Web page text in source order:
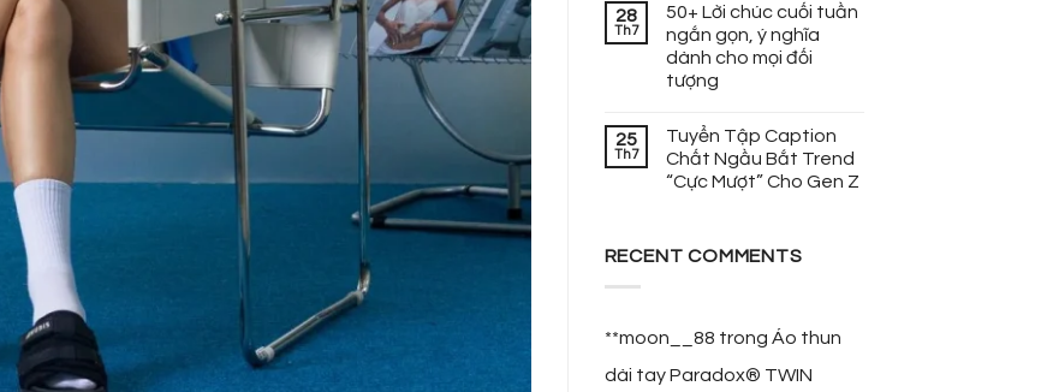
28
Th7
50+ Lời chúc cuối tuần
ngắn gọn, ý nghĩa
dành cho mọi đối
tượng
25
Th7
Tuyển Tập Caption
Chất Ngầu Bắt Trend
“Cực Mượt” Cho Gen Z
RECENT COMMENTS
**moon__88 trong Áo thun
dài tay Paradox® TWIN